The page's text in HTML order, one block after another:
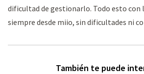
dificultad de gestionarlo. Todo esto con
siempre desde miio, sin dificultades ni
También te puede